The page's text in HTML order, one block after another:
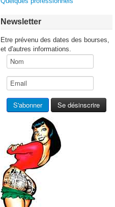
Newsletter
Etre prévenu des dates des bourses,
et d'autres informations.